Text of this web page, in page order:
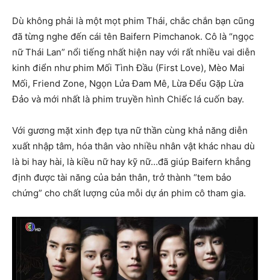
Dù không phải là một mọt phim Thái, chắc chắn bạn cũng
đã từng nghe đến cái tên Baifern Pimchanok. Cô là “ngọc
nữ Thái Lan” nổi tiếng nhất hiện nay với rất nhiều vai diễn
kinh điển như phim Mối Tình Đầu (First Love), Mèo Mai
Mối, Friend Zone, Ngọn Lửa Đam Mê, Lừa Đểu Gặp Lừa
Đảo và mới nhất là phim truyền hình Chiếc lá cuốn bay.
Với gương mặt xinh đẹp tựa nữ thần cùng khả năng diễn
xuất nhập tâm, hóa thân vào nhiều nhân vật khác nhau dù
là bi hay hài, là kiều nữ hay kỹ nữ…đã giúp Baifern khẳng
định được tài năng của bản thân, trở thành “tem bảo
chứng” cho chất lượng của mỗi dự án phim cô tham gia.